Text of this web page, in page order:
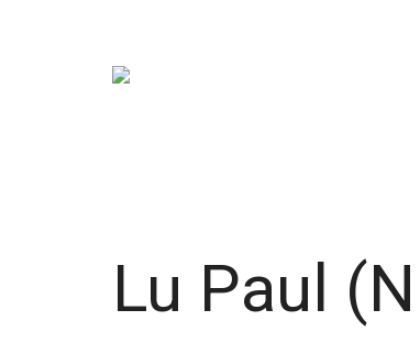
Lu Paul